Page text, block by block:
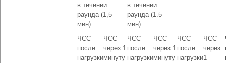
в течении
раунда (1,5
мин)
в течении
раунда (1.5
мин)
ЧСС
после
нагрузки
ЧСС
через 1
минуту
ЧСС
после
нагрузки
ЧСС
через 1
минуту
ЧСС
после
нагрузки
ЧСС
через
1